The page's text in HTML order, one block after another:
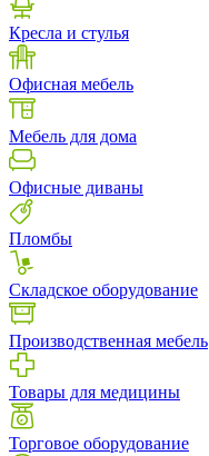
Кресла и стулья
Офисная мебель
Мебель для дома
Офисные диваны
Пломбы
Складское оборудование
Производственная мебель
Товары для медицины
Торговое оборудование